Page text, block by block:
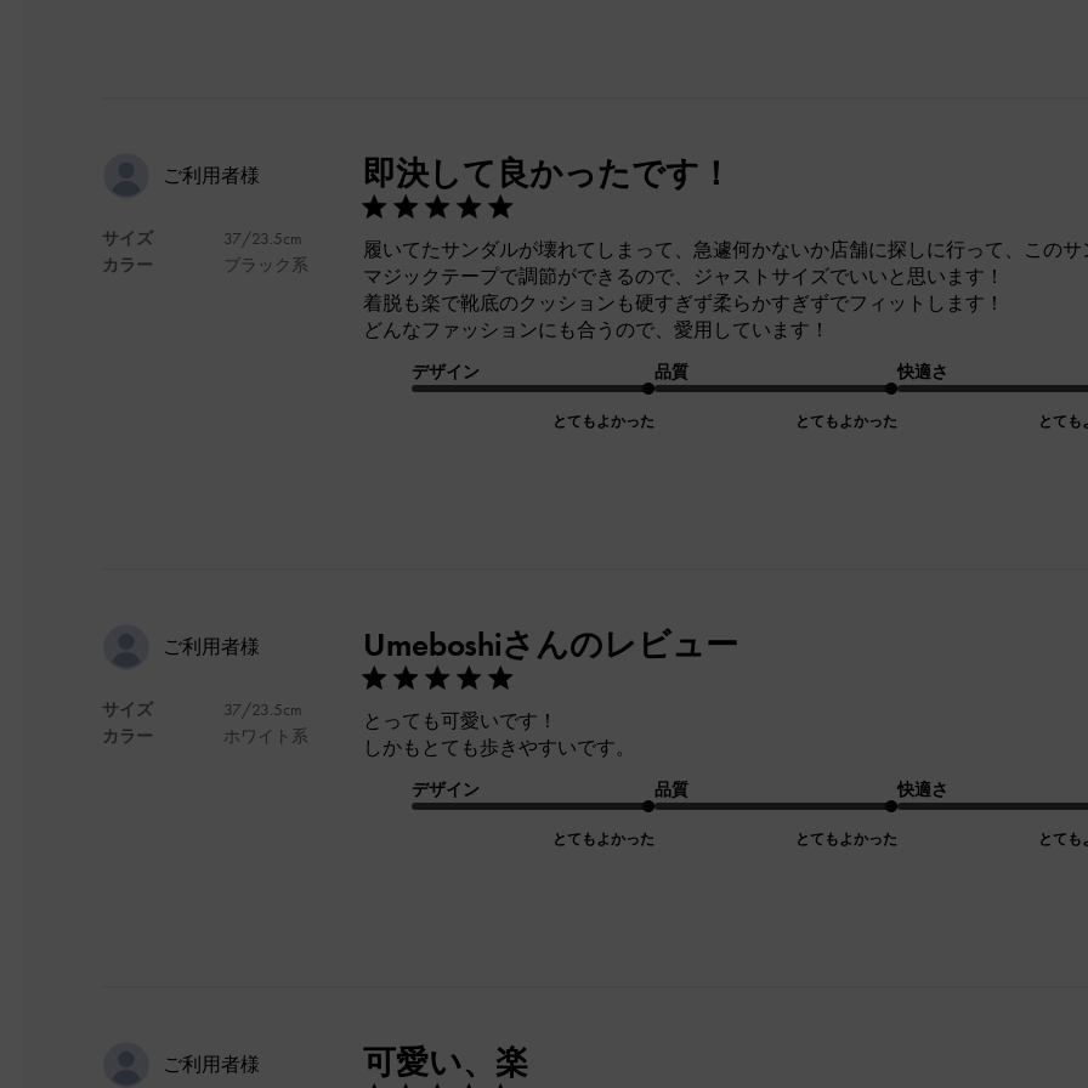
ご利用者様
サイズ
カラー
37/23.5cm
ブラック系
即決して良かったです！
履いてたサンダルが壊れてしまって、急遽何かないか店舗に探しに行って、この
マジックテープで調節ができるので、ジャストサイズでいいと思います！
着脱も楽で靴底のクッションも硬すぎず柔らかすぎずでフィットします！
どんなファッションにも合うので、愛用しています！
デザイン
とてもよかった
品質
とてもよかった
快適さ
とても
ご利用者様
サイズ
カラー
37/23.5cm
ホワイト系
Umeboshiさんのレビュー
とっても可愛いです！
しかもとても歩きやすいです。
デザイン
とてもよかった
品質
とてもよかった
快適さ
とても
ご利用者様 可愛い、楽